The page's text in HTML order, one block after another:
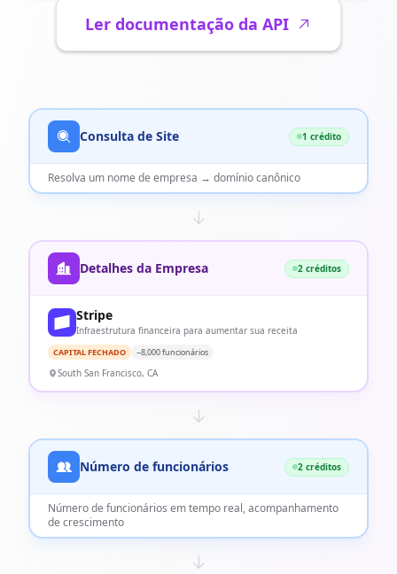
Ler documentação da API
Consulta de Site 1 crédito
Resolva um nome de empresa → domínio canônico
Detalhes da Empresa 2 créditos
Stripe
Infraestrutura financeira para aumentar sua receita
CAPITAL FECHADO ~8,000 funcionários
South San Francisco, CA
Número de funcionários 2 créditos
Número de funcionários em tempo real, acompanhamento
de crescimento